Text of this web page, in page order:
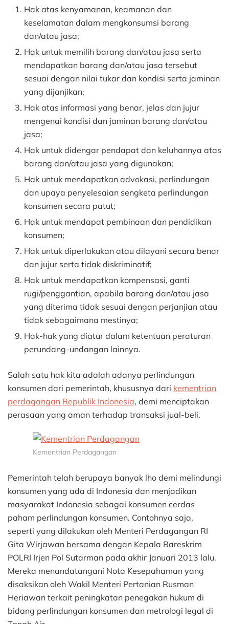
Hak atas kenyamanan, keamanan dan
keselamatan dalam mengkonsumsi barang
dan/atau jasa;
Hak untuk memilih barang dan/atau jasa serta
mendapatkan barang dan/atau jasa tersebut
sesuai dengan nilai tukar dan kondisi serta jaminan
yang dijanjikan;
Hak atas informasi yang benar, jelas dan jujur
mengenai kondisi dan jaminan barang dan/atau
jasa;
Hak untuk didengar pendapat dan keluhannya atas
barang dan/atau jasa yang digunakan;
Hak untuk mendapatkan advokasi, perlindungan
dan upaya penyelesaian sengketa perlindungan
konsumen secara patut;
Hak untuk mendapat pembinaan dan pendidikan
konsumen;
Hak untuk diperlakukan atau dilayani secara benar
dan jujur serta tidak diskriminatif;
Hak untuk mendapatkan kompensasi, ganti
rugi/penggantian, apabila barang dan/atau jasa
yang diterima tidak sesuai dengan perjanjian atau
tidak sebagaimana mestinya;
Hak-hak yang diatur dalam ketentuan peraturan
perundang-undangan lainnya.
Salah satu hak kita adalah adanya perlindungan
konsumen dari pemerintah, khususnya dari kementrian
perdagangan Republik Indonesia, demi menciptakan
perasaan yang aman terhadap transaksi jual-beli.
Kementrian Perdagangan
Pemerintah telah berupaya banyak lho demi melindungi
konsumen yang ada di Indonesia dan menjadikan
masyarakat Indonesia sebagai konsumen cerdas
paham perlindungan konsumen. Contohnya saja,
seperti yang dilakukan oleh Menteri Perdagangan RI
Gita Wirjawan bersama dengan Kepala Bareskrim
POLRI Irjen Pol Sutarman pada akhir Januari 2013 lalu.
Mereka menandatangani Nota Kesepahaman yang
disaksikan oleh Wakil Menteri Pertanian Rusman
Heriawan terkait peningkatan penegakan hukum di
bidang perlindungan konsumen dan metrologi legal di